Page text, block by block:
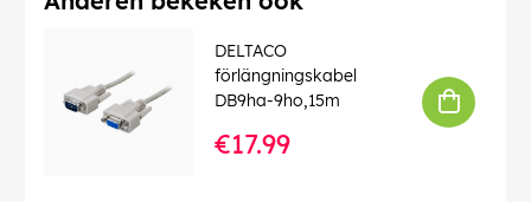
DELTACO
förlängningskabel
DB9ha-9ho,15m
€17.99